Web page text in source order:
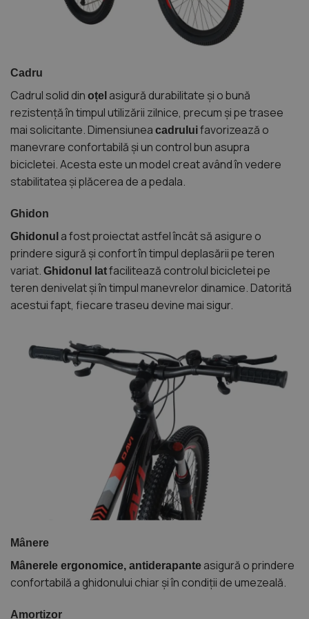
Cadru
Cadrul solid din oțel asigură durabilitate și o bună
rezistență în timpul utilizării zilnice, precum și pe trasee
mai solicitante. Dimensiunea cadruluifavorizează o
manevrare confortabilă și un control bun asupra
bicicletei. Acesta este un model creat având în vedere
stabilitatea și plăcerea de a pedala.
Ghidon
Ghidonul a fost proiectat astfel încât să asigure o
prindere sigură și confort în timpul deplasării pe teren
variat. Ghidonul latfacilitează controlul bicicletei pe
teren denivelat și în timpul manevrelor dinamice. Datorită
acestui fapt, fiecare traseu devine mai sigur.
Mânere
Mânerele ergonomice, antiderapante asigură o prindere
confortabilă a ghidonului chiar și în condiții de umezeală.
Amortizor